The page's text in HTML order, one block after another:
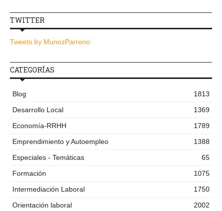
TWITTER
Tweets by MunozParreno
CATEGORÍAS
Blog
1813
Desarrollo Local
1369
Economía-RRHH
1789
Emprendimiento y Autoempleo
1388
Especiales - Temáticas
65
Formación
1075
Intermediación Laboral
1750
Orientación laboral
2002